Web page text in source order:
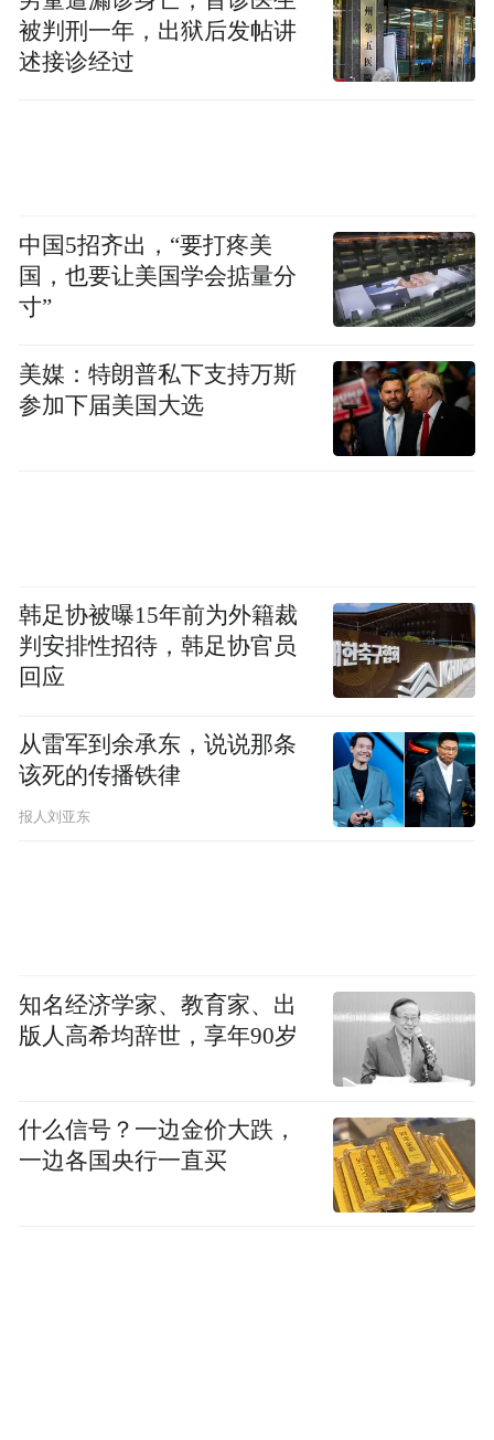
被判刑一年，出狱后发帖讲
述接诊经过
中国5招齐出，“要打疼美
国，也要让美国学会掂量分
寸”
美媒：特朗普私下支持万斯
参加下届美国大选
韩足协被曝15年前为外籍裁
判安排性招待，韩足协官员
回应
从雷军到余承东，说说那条
该死的传播铁律
报人刘亚东
知名经济学家、教育家、出
版人高希均辞世，享年90岁
什么信号？一边金价大跌，
一边各国央行一直买